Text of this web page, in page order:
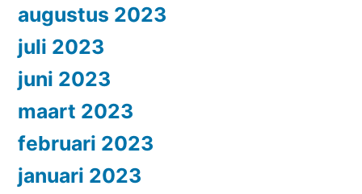
augustus 2023
juli 2023
juni 2023
maart 2023
februari 2023
januari 2023